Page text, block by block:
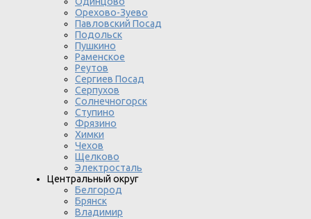
Орехово-Зуево
Павловский Посад
Подольск
Пушкино
Раменское
Реутов
Сергиев Посад
Серпухов
Солнечногорск
Ступино
Фрязино
Химки
Чехов
Щелково
Электросталь
Центральный округ
Белгород
Брянск
Владимир